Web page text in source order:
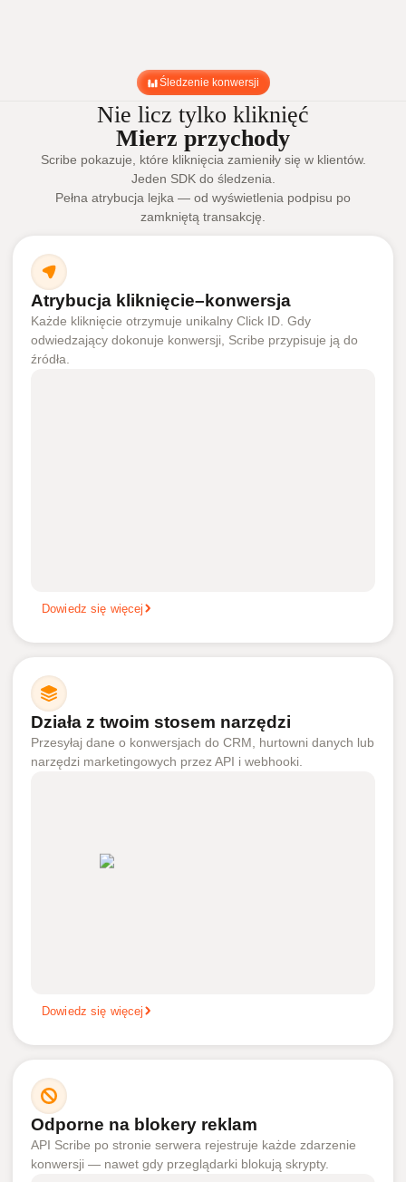
Śledzenie konwersji
Nie licz tylko kliknięć
Mierz przychody
Scribe pokazuje, które kliknięcia zamieniły się w klientów.
Jeden SDK do śledzenia.
Pełna atrybucja lejka — od wyświetlenia podpisu po
zamkniętą transakcję.
Atrybucja kliknięcie–konwersja
Każde kliknięcie otrzymuje unikalny Click ID. Gdy
odwiedzający dokonuje konwersji, Scribe przypisuje ją do
źródła.
Dowiedz się więcej
Działa z twoim stosem narzędzi
Przesyłaj dane o konwersjach do CRM, hurtowni danych lub
narzędzi marketingowych przez API i webhooki.
Dowiedz się więcej
Odporne na blokery reklam
API Scribe po stronie serwera rejestruje każde zdarzenie
konwersji — nawet gdy przeglądarki blokują skrypty.